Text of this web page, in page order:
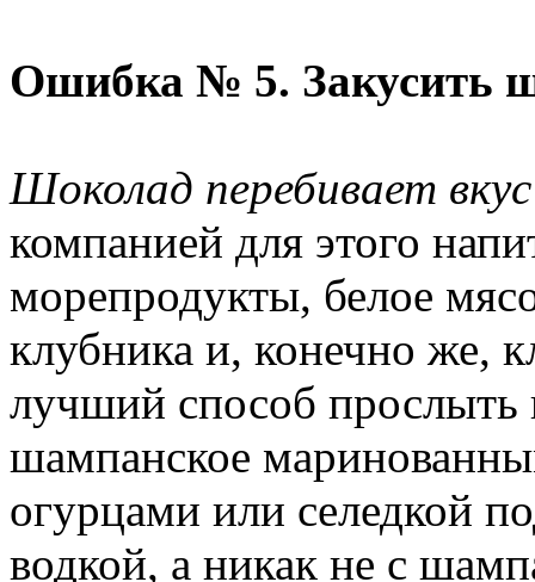
Ошибка № 5. Закусить
Шоколад перебивает
компанией для этого
морепродукты, белое
клубника и, конечно же,
лучший способ прослыть
шампанское
огурцами или селедкой
водкой, а никак не с